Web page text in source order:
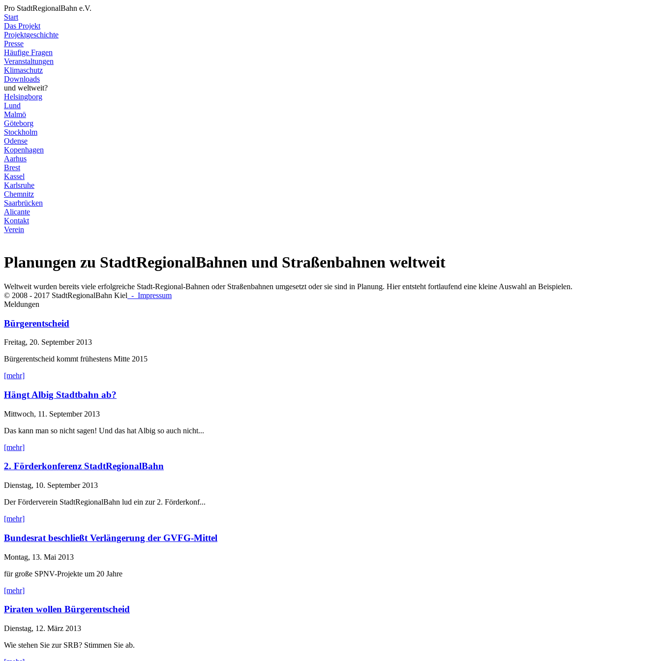
Pro StadtRegionalBahn e.V.
Start
Das Projekt
Projektgeschichte
Presse
Häufige Fragen
Veranstaltungen
Klimaschutz
Downloads
und weltweit?
Helsingborg
Lund
Malmö
Göteborg
Stockholm
Odense
Kopenhagen
Aarhus
Brest
Kassel
Karlsruhe
Chemnitz
Saarbrücken
Alicante
Kontakt
Verein
Planungen zu StadtRegionalBahnen und Straßenbahnen weltweit
Weltweit wurden bereits viele erfolgreiche Stadt-Regional-Bahnen oder Straßenbahnen umgesetzt oder sie sind in Planung. Hier entsteht fortlaufend eine kleine Auswahl an Beispielen.
© 2008 - 2017 StadtRegionalBahn Kiel - Impressum
Meldungen
Bürgerentscheid
Freitag, 20. September 2013
Bürgerentscheid kommt frühestens Mitte 2015
[mehr]
Hängt Albig Stadtbahn ab?
Mittwoch, 11. September 2013
Das kann man so nicht sagen! Und das hat Albig so auch nicht...
[mehr]
2. Förderkonferenz StadtRegionalBahn
Dienstag, 10. September 2013
Der Förderverein StadtRegionalBahn lud ein zur 2. Förderkonf...
[mehr]
Bundesrat beschließt Verlängerung der GVFG-Mittel
Montag, 13. Mai 2013
für große SPNV-Projekte um 20 Jahre
[mehr]
Piraten wollen Bürgerentscheid
Dienstag, 12. März 2013
Wie stehen Sie zur SRB? Stimmen Sie ab.